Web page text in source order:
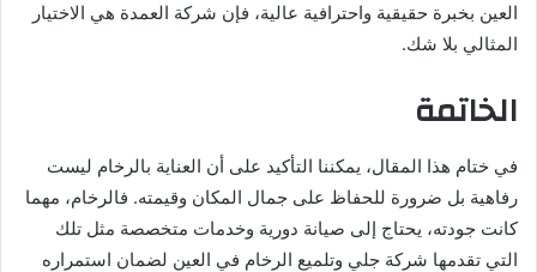
العين بخبرة حقيقية واحترافية عالية، فإن شركة العمدة هي الاختيار
المثالي بلا شك.
الخاتمة
في ختام هذا المقال، يمكننا التأكيد على أن العناية بالرخام ليست
رفاهية بل ضرورة للحفاظ على جمال المكان وقيمته. فالرخام، مهما
كانت جودته، يحتاج إلى صيانة دورية وخدمات متخصصة مثل تلك
التي تقدمها شركة جلي وتلميع الرخام في العين لضمان استمراره